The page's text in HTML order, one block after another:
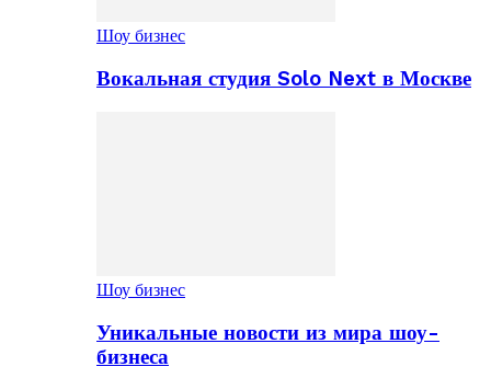
Шоу бизнес
Вокальная студия Solo Next в Москве
Шоу бизнес
Уникальные новости из мира шоу-
бизнеса